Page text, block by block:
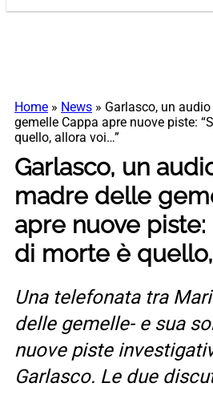
Home » News » Garlasco, un
gemelle Cappa apre nuove piste:
quello, allora voi…”
Garlasco, un
madre delle
apre nuove piste:
di morte è quello,
Una telefonata tra
delle gemelle- e sua
nuove piste
Garlasco. Le due